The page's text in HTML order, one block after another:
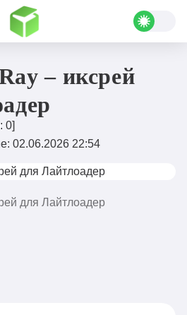
для Лайтлоадер
– иксрей
0]
02.06.2026 22:54